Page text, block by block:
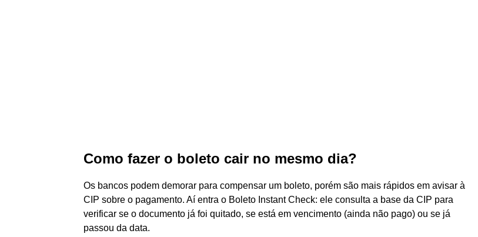
Como fazer o boleto cair no mesmo dia?
Os bancos podem demorar para compensar um boleto, porém são mais rápidos em avisar à
CIP sobre o pagamento. Aí entra o Boleto Instant Check: ele consulta a base da CIP para
verificar se o documento já foi quitado, se está em vencimento (ainda não pago) ou se já
passou da data.